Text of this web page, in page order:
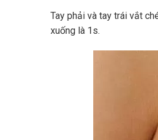
Tay phải và tay trái vắt
xuống là 1s.